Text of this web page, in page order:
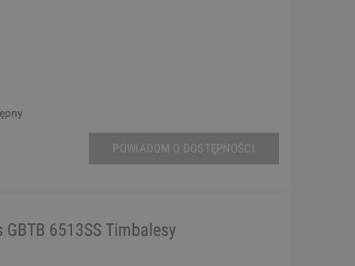
POWIADOM O DOSTĘPNOŚCI
GBTB 6513SS Timbalesy